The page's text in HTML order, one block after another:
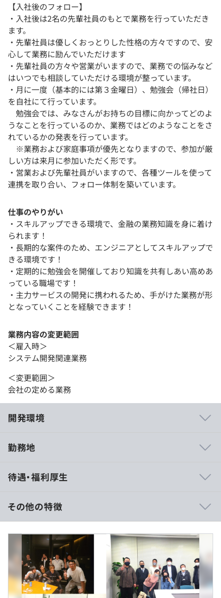
【入社後のフォロー】
・入社後は2名の先輩社員のもとで業務を行っていただき
ます。
・先輩社員は優しくおっとりした性格の方々ですので、安
心して業務に励んでいただけます
・先輩社員の方々や営業がいますので、業務での悩みなど
はいつでも相談していただける環境が整っています。
・月に一度（基本的には第３金曜日）、勉強会（帰社日）
を自社にて行っています。
勉強会では、みなさんがお持ちの目標に向かってどのよ
うなことを行っているのか、業務ではどのようなことをさ
れているかの発表を行っています。
※業務および家庭事項が優先となりますので、参加が厳
しい方は来月に参加いただく形です。
・営業および先輩社員がいますので、各種ツールを使って
連携を取り合い、フォロー体制を築いています。
仕事のやりがい
・スキルアップできる環境で、金融の業務知識を身に着け
られます！
・長期的な案件のため、エンジニアとしてスキルアップで
きる環境です！
・定期的に勉強会を開催しており知識を共有しあい高めあ
っている職場です！
・主力サービスの開発に携われるため、手がけた業務が形
となっていくことを経験できます！
業務内容の変更範囲
＜雇入時＞
システム開発関連業務
＜変更範囲＞
会社の定める業務
開発環境
に評価し、契約単価の70%を給与に還元しています。
っかり増えます。
私たちは、各社員の案件営業において一切妥協せず、プロ
ジェクト参加後の単価交渉も積極的に行います。
頑張った分だけ、ちゃんと給与に反映されます。
・資格取得支援制度：受験料の支給、合格時には一時報奨
勤務地
待遇・福利厚生
《年収350万〜650万円》
■賃金形態：月給制
■賃金の決定方法：当社規定により決定いたします
■月給：約250,000円〜
・基本給：約203,008円〜
・固定残業代：30時間分、約46,992円〜（超過分は別
その他の特徴